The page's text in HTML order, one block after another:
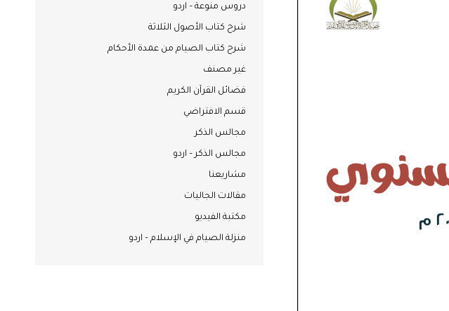
دروس منوعة – اردو
شرح كتاب الأصول الثلاثة
شرح كتاب الصيام من عمدة الأحكام
غير مصنف
فضائل القرآن الكريم
قسم الافتراضي
مجالس الذكر
مجالس الذكر – اردو
مشاريعنا
مقالات الجاليات
مكتبة الفيديو
منزلة الصيام في الإسلام – اردو